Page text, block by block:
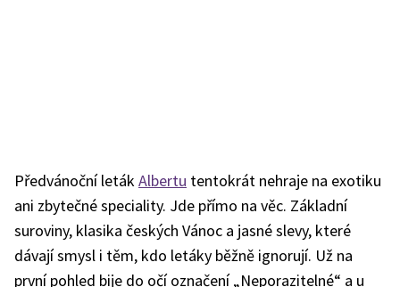
Předvánoční letákAlbertu tentokrát nehraje na exotiku
ani zbytečné speciality. Jde přímo na věc. Základní
suroviny, klasika českých Vánoc a jasné slevy, které
dávají smysl i těm, kdo letáky běžně ignorují. Už na
první pohled bije do očí označení „Neporazitelné“ a u